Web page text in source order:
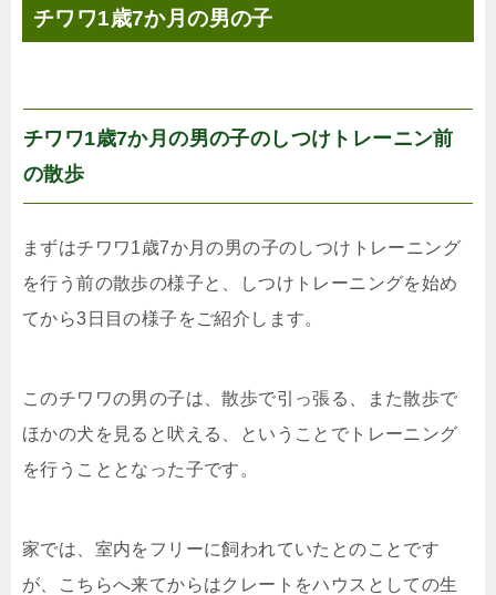
チワワ1歳7か月の男の子
チワワ1歳7か月の男の子のしつけトレーニン前
の散歩
まずはチワワ1歳7か月の男の子のしつけトレーニング
を行う前の散歩の様子と、しつけトレーニングを始め
てから3日目の様子をご紹介します。
このチワワの男の子は、散歩で引っ張る、また散歩で
ほかの犬を見ると吠える、ということでトレーニング
を行うこととなった子です。
家では、室内をフリーに飼われていたとのことです
が、こちらへ来てからはクレートをハウスとしての生